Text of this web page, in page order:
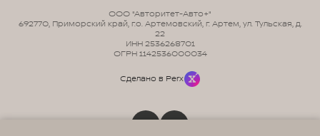
ООО "Авторитет-Авто+"
692770, Приморский край, г.о. Артемовский, г. Артем, ул. Тульская, д.
22
ИНН 2536268701
ОГРН 1142536000034
Сделано в Perx